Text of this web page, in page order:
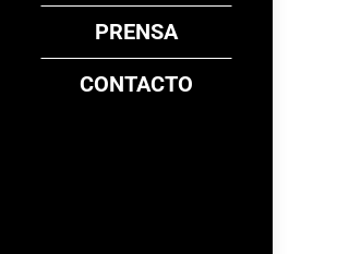
PRENSA
CONTACTO